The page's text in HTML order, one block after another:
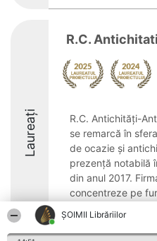
ȘOIMII Librăriilor
Laureați
R.C.
R.C. Antichități-
se remarcă în
de ocazie și
prezență notabilă
din anul 2017.
concentreze pe
8.4